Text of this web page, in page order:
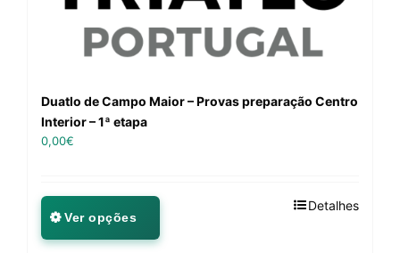
Duatlo de Campo Maior – Provas preparação Centro
Interior – 1ª etapa
0,00€
Ver opções
Detalhes